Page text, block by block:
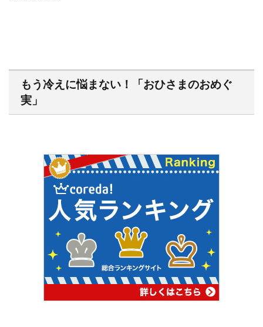
もう冷えに悩まない！「おひさまのおめぐ
実」